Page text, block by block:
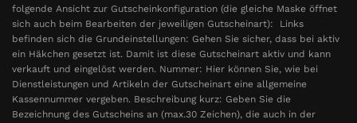
folgende Ansicht zur Gutscheinkonfiguration (die gleiche Maske öffnet
sich auch beim Bearbeiten der jeweiligen Gutscheinart): Links
befinden sich die Grundeinstellungen: Gehen Sie sicher, dass bei aktiv
ein Häkchen gesetzt ist. Damit ist diese Gutscheinart aktiv und kann
verkauft und eingelöst werden. Nummer: Hier können Sie, wie bei
Dienstleistungen und Artikeln der Gutscheinart eine allgemeine
Kassennummer vergeben. Beschreibung kurz: Geben Sie die
Bezeichnung des Gutscheins an (max.30 Zeichen), die auch in der